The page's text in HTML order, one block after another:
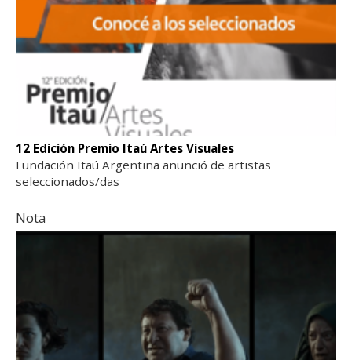
12 Edición Premio Itaú Artes Visuales
Fundación Itaú Argentina anunció de artistas
seleccionados/das
Nota